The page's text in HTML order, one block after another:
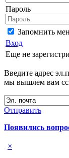
Пароль
Запомнить
Вход
Еще не
Введите адрес
мы вышлем вам
Отправить
Появились
×